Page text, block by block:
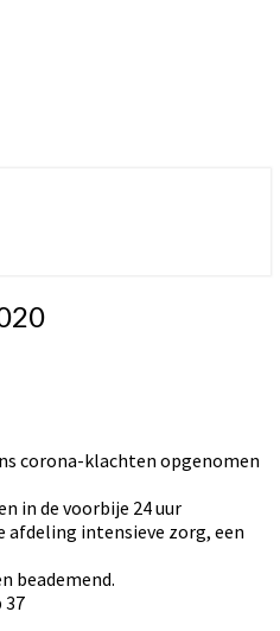
corona-klachten opgenomen
in de voorbije 24 uur
afdeling intensieve zorg, een
beademend.
37